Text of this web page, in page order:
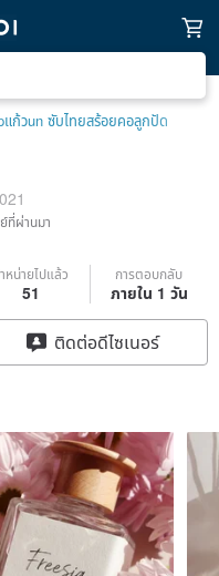
แก้วun ซับไทยสร้อยคอลูกปัด
ที่ผ่านมา
หน่ายไปแล้ว
51
การตอบกลับ
ภายใน 1 วัน
ติดต่อดีไซเนอร์